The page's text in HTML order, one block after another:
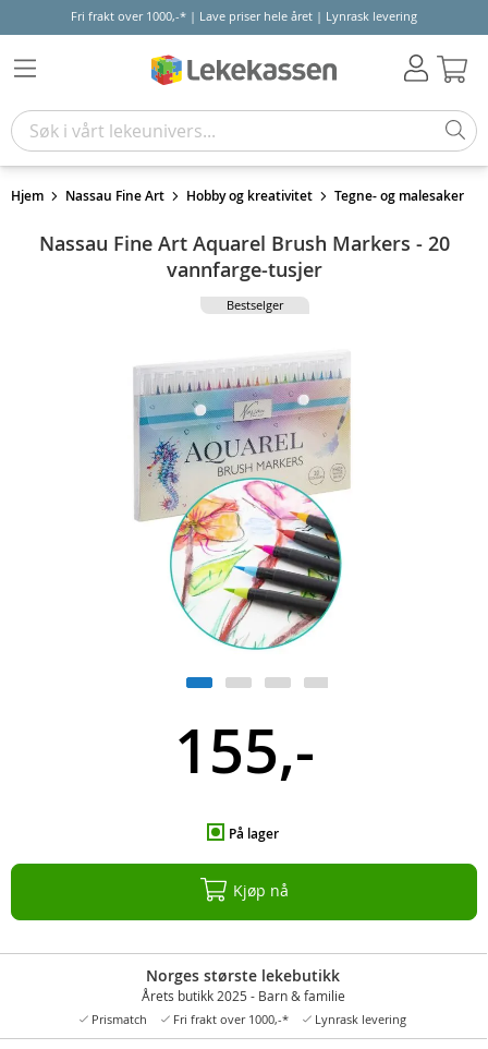
Fri frakt over 1000,-* | Lave priser hele året | Lynrask levering
Hjem Nassau Fine Art Hobby og kreativitet Tegne- og malesaker
Nassau Fine Art Aquarel Brush Markers - 20
vannfarge-tusjer
Bestselger
155,-
På lager
Kjøp nå
Norges største lekebutikk
Årets butikk 2025 - Barn & familie
Prismatch Fri frakt over 1000,-* Lynrask levering